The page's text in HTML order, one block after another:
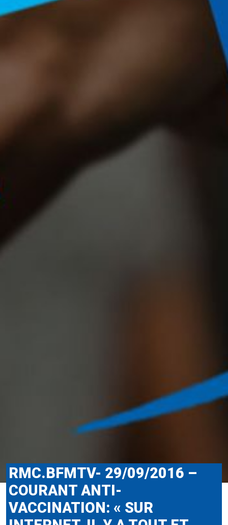
RMC.BFMTV- 29/09/2016 –
COURANT ANTI-
VACCINATION: « SUR